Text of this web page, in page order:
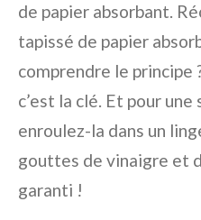
de papier absorbant.
tapissé de papier
comprendre le principe
c’est la clé. Et pour
enroulez-la dans un
gouttes de vinaigre et
garanti !